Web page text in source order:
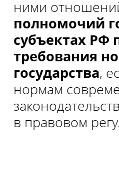
ними
полномочий
субъектах РФ
требования
государства,
нормам
в правовом